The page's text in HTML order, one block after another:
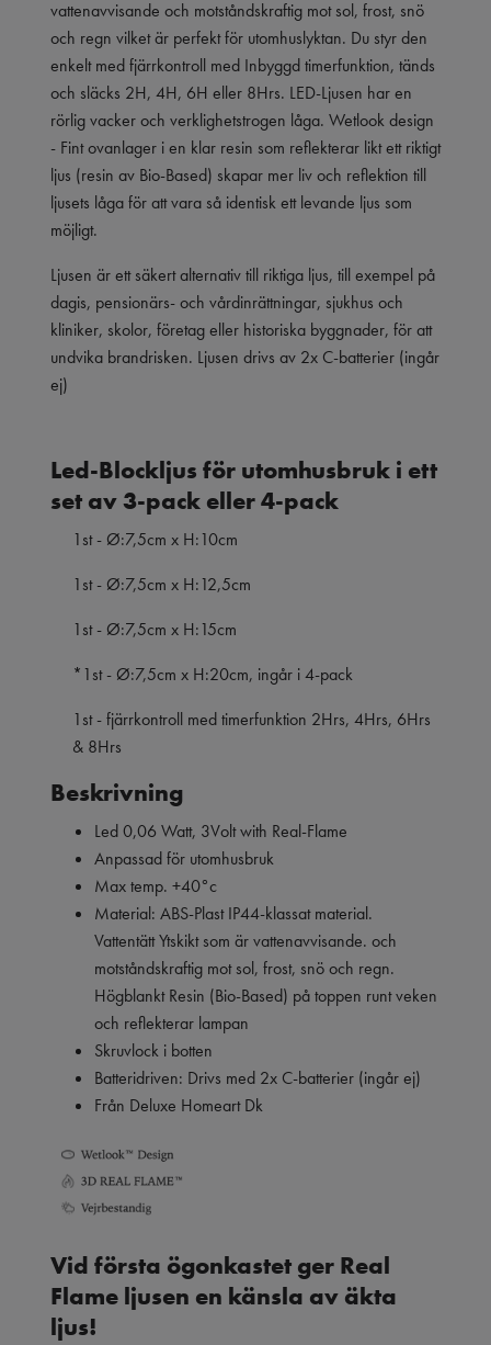
vattenavvisande och motståndskraftig mot sol, frost, snö
och regn vilket är perfekt för utomhuslyktan. Du styr den
enkelt med fjärrkontroll med Inbyggd timerfunktion, tänds
och släcks 2H, 4H, 6H eller 8Hrs. LED-Ljusen har en
rörlig vacker och verklighetstrogen låga. Wetlook design
- Fint ovanlager i en klar resin som reflekterar likt ett riktigt
ljus (resin av Bio-Based) skapar mer liv och reflektion till
ljusets låga för att vara så identisk ett levande ljus som
möjligt.
Ljusen är ett säkert alternativ till riktiga ljus, till exempel på
dagis, pensionärs- och vårdinrättningar, sjukhus och
kliniker, skolor, företag eller historiska byggnader, för att
undvika brandrisken. Ljusen drivs av 2x C-batterier (ingår
ej)
Led-Blockljus för utomhusbruk i ett
set av 3-pack eller 4-pack
1st - Ø:7,5cm x H:10cm
1st - Ø:7,5cm x H:12,5cm
1st - Ø:7,5cm x H:15cm
*1st - Ø:7,5cm x H:20cm, ingår i 4-pack
1st - fjärrkontroll med timerfunktion 2Hrs, 4Hrs, 6Hrs
& 8Hrs
Beskrivning
Led 0,06 Watt, 3Volt with Real-Flame
Anpassad för utomhusbruk
Max temp. +40°c
Material: ABS-Plast IP44-klassat material.
Vattentätt Ytskikt som är vattenavvisande. och
motståndskraftig mot sol, frost, snö och regn.
Högblankt Resin (Bio-Based) på toppen runt veken
och reflekterar lampan
Skruvlock i botten
Batteridriven: Drivs med 2x C-batterier (ingår ej)
Från Deluxe Homeart Dk
Vid första ögonkastet ger Real
Flame ljusen en känsla av äkta
ljus!